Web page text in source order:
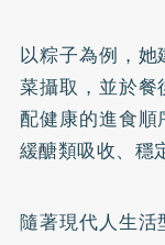
以粽子為例，
菜攝取，並於
配健康的進食
緩醣類吸收、穩
隨著現代人生